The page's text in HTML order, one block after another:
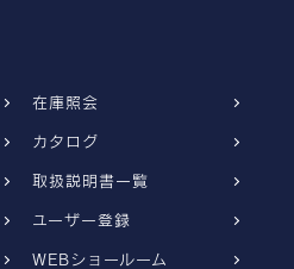
在庫照会
カタログ
取扱説明書一覧
ユーザー登録
WEBショールーム